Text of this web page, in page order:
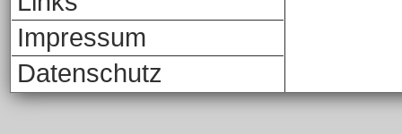
Impressum
Datenschutz